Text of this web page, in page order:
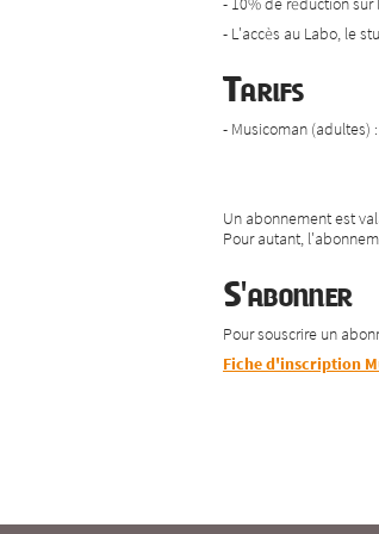
- L'accès au Labo, le
Tarifs
- Musicoman (adultes)
Un abonnement est
Pour autant,
S'abonner
Pour souscrire un
Fiche d'inscription